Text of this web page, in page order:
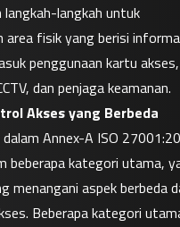
langkah-langkah untuk
area fisik yang berisi
penggunaan kartu akses,
dan penjaga keamanan.
Akses yang Berbeda
Annex-A ISO
beberapa kategori utama,
menangani aspek berbeda
Beberapa kategori